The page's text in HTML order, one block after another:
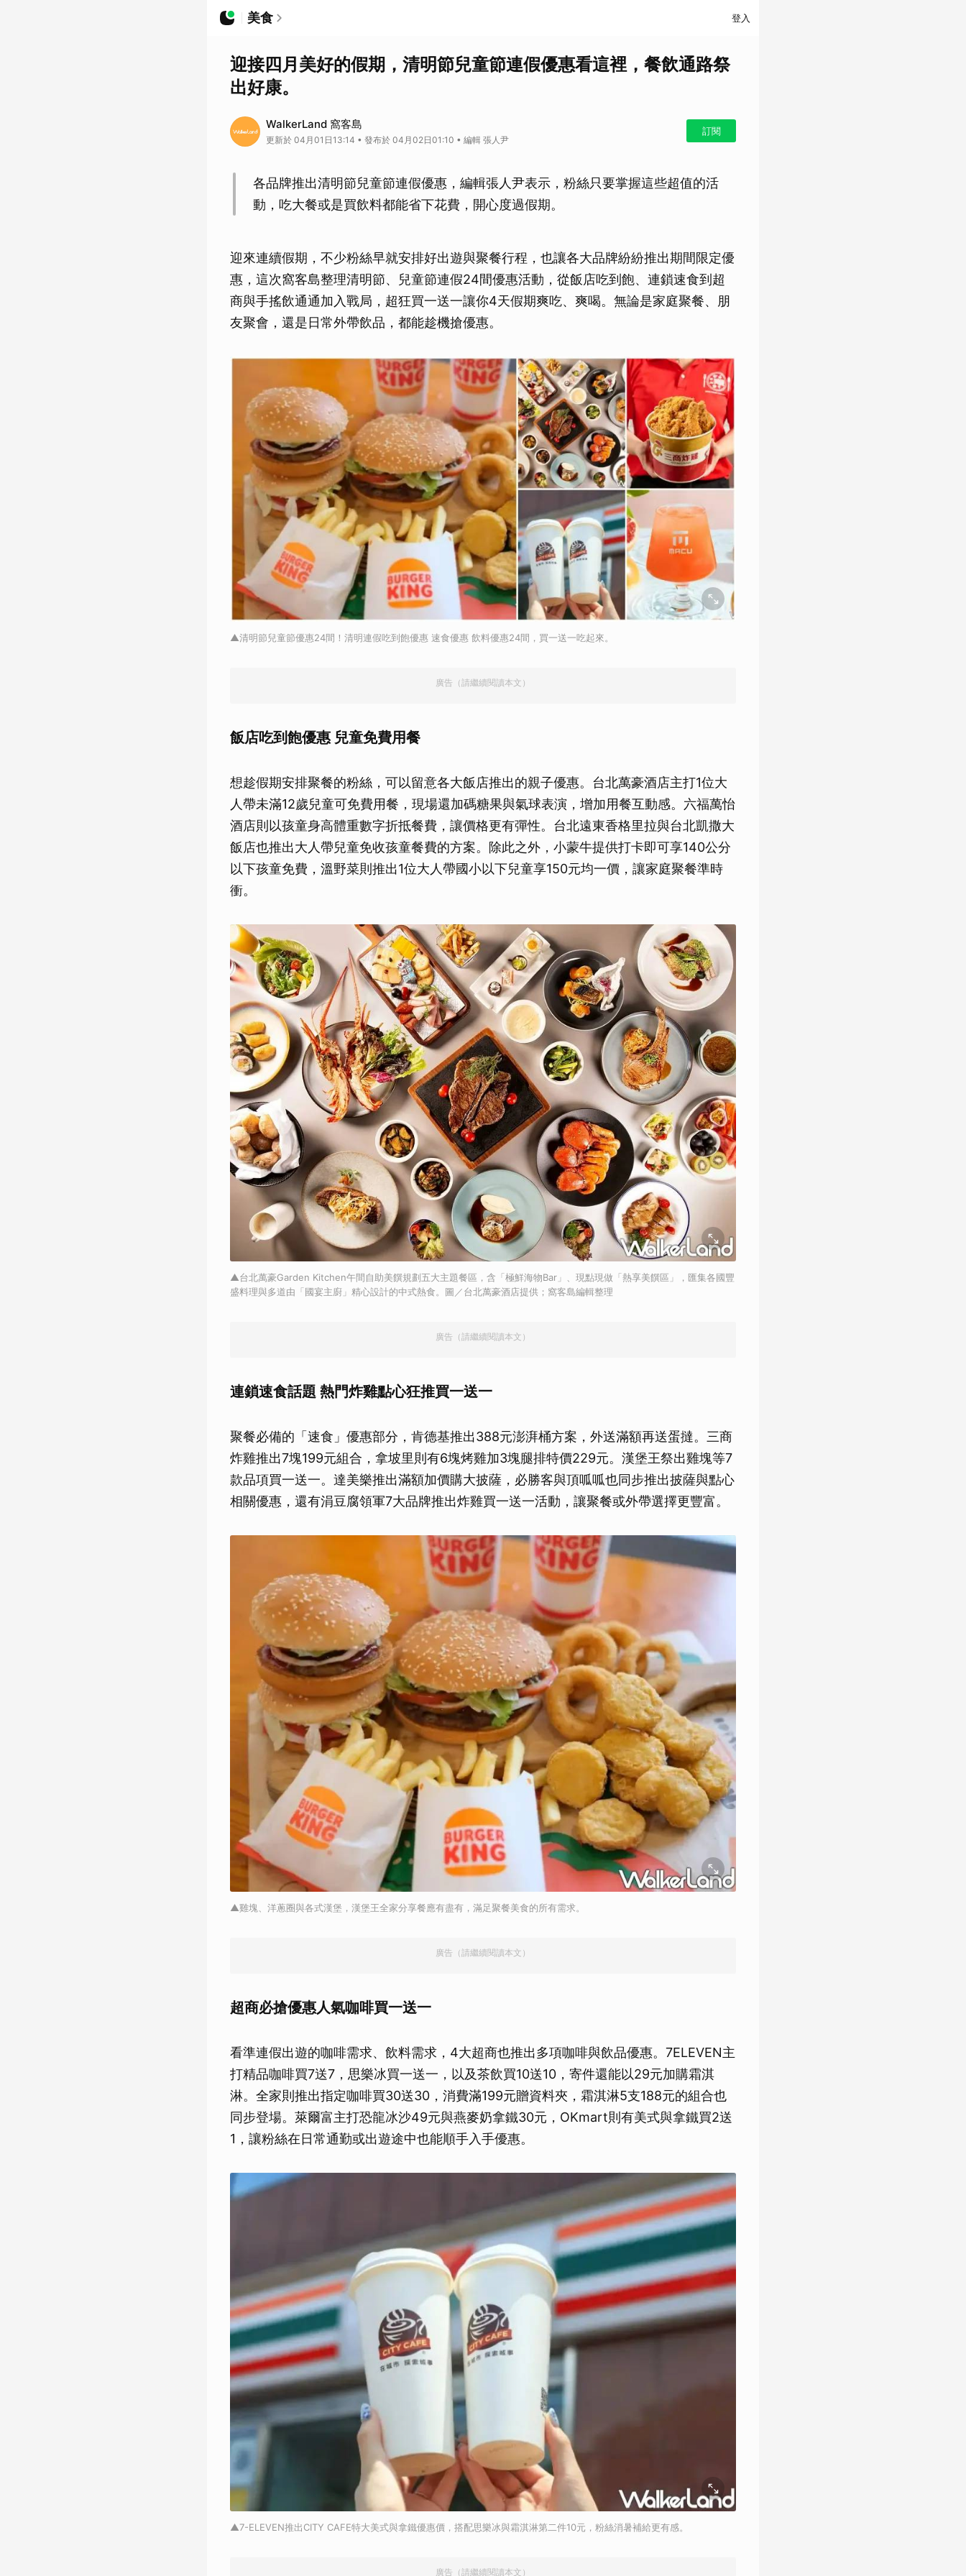
美食 登入
迎接四月美好的假期，清明節兒童節連假優惠看這裡，餐飲通路祭
出好康。
WalkerLand 窩客島
更新於 04月01日13:14 • 發布於 04月02日01:10 • 編輯 張人尹
訂閱
各品牌推出清明節兒童節連假優惠，編輯張人尹表示，粉絲只要掌握這些超值的活
動，吃大餐或是買飲料都能省下花費，開心度過假期。
迎來連續假期，不少粉絲早就安排好出遊與聚餐行程，也讓各大品牌紛紛推出期間限定優
惠，這次窩客島整理清明節、兒童節連假24間優惠活動，從飯店吃到飽、連鎖速食到超
商與手搖飲通通加入戰局，超狂買一送一讓你4天假期爽吃、爽喝。無論是家庭聚餐、朋
友聚會，還是日常外帶飲品，都能趁機搶優惠。
▲清明節兒童節優惠24間！清明連假吃到飽優惠 速食優惠 飲料優惠24間，買一送一吃起來。
廣告（請繼續閱讀本文）
飯店吃到飽優惠 兒童免費用餐
想趁假期安排聚餐的粉絲，可以留意各大飯店推出的親子優惠。台北萬豪酒店主打1位大
人帶未滿12歲兒童可免費用餐，現場還加碼糖果與氣球表演，增加用餐互動感。六福萬怡
酒店則以孩童身高體重數字折抵餐費，讓價格更有彈性。台北遠東香格里拉與台北凱撒大
飯店也推出大人帶兒童免收孩童餐費的方案。除此之外，小蒙牛提供打卡即可享140公分
以下孩童免費，溫野菜則推出1位大人帶國小以下兒童享150元均一價，讓家庭聚餐準時
衝。
▲台北萬豪Garden Kitchen午間自助美饌規劃五大主題餐區，含「極鮮海物Bar」、現點現做「熱享美饌區」，匯集各國豐
盛料理與多道由「國宴主廚」精心設計的中式熱食。圖／台北萬豪酒店提供；窩客島編輯整理
廣告（請繼續閱讀本文）
連鎖速食話題 熱門炸雞點心狂推買一送一
聚餐必備的「速食」優惠部分，肯德基推出388元澎湃桶方案，外送滿額再送蛋撻。三商
炸雞推出7塊199元組合，拿坡里則有6塊烤雞加3塊腿排特價229元。漢堡王祭出雞塊等7
款品項買一送一。達美樂推出滿額加價購大披薩，必勝客與頂呱呱也同步推出披薩與點心
相關優惠，還有涓豆腐領軍7大品牌推出炸雞買一送一活動，讓聚餐或外帶選擇更豐富。
▲雞塊、洋蔥圈與各式漢堡，漢堡王全家分享餐應有盡有，滿足聚餐美食的所有需求。
廣告（請繼續閱讀本文）
超商必搶優惠人氣咖啡買一送一
看準連假出遊的咖啡需求、飲料需求，4大超商也推出多項咖啡與飲品優惠。7ELEVEN主
打精品咖啡買7送7，思樂冰買一送一，以及茶飲買10送10，寄件還能以29元加購霜淇
淋。全家則推出指定咖啡買30送30，消費滿199元贈資料夾，霜淇淋5支188元的組合也
同步登場。萊爾富主打恐龍冰沙49元與燕麥奶拿鐵30元，OKmart則有美式與拿鐵買2送
1，讓粉絲在日常通勤或出遊途中也能順手入手優惠。
▲7-ELEVEN推出CITY CAFE特大美式與拿鐵優惠價，搭配思樂冰與霜淇淋第二件10元，粉絲消暑補給更有感。
廣告（請繼續閱讀本文）
取消